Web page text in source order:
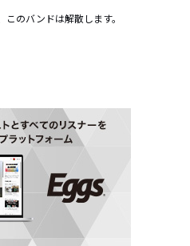
のバンドは解散します。